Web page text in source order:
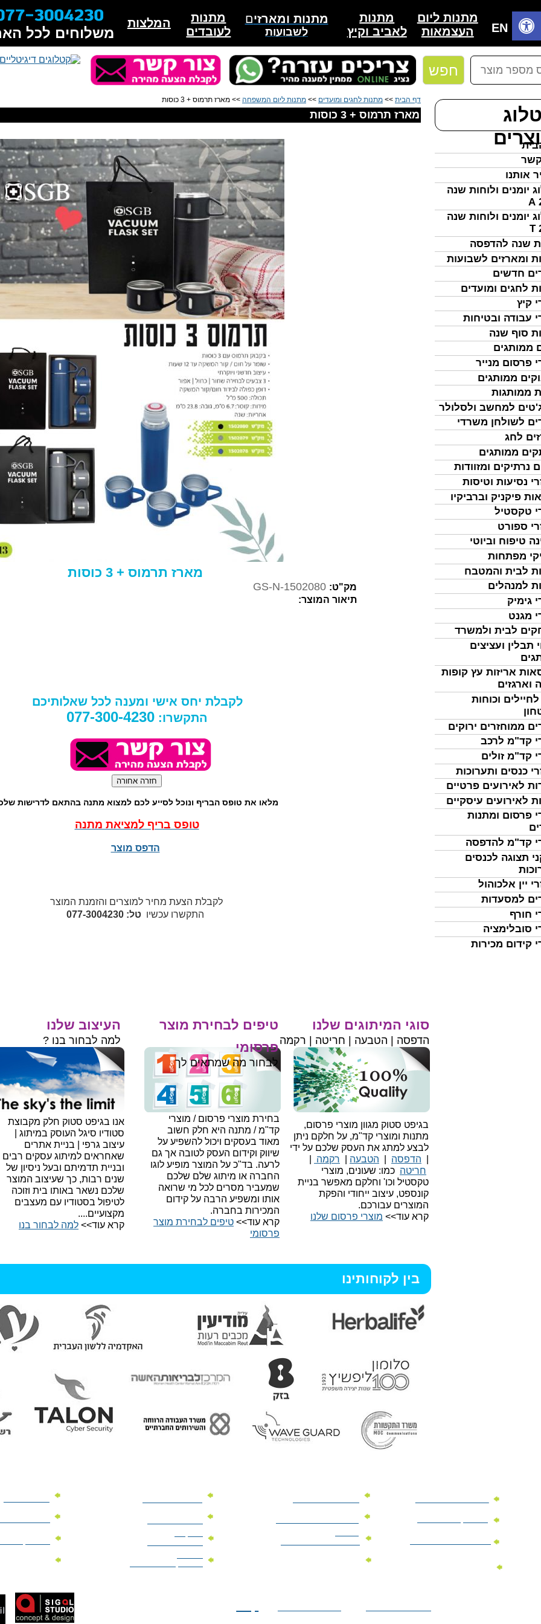
חפש
אותנו
יומנים ולוחות שנה
יומנים ולוחות שנה
שנה להדפסה
ומארזים לשבועות
חדשים
לחגים ומועדים
קיץ
עבודה ובטיחות
סוף שנה
ממותגים
פרסום מנייר
ממותגים
ממותגות
למחשב ולסלולר
לשולחן משרדי
לחג
ממותגים
נרתיקים ומזוודות
נסיעות וטיסות
פיקניק וברביקיו
טקסטיל
ספורט
טיפוח וביוטי
מפתחות
לבית והמטבח
למנהלים
גימיק
מגנט
לבית ולמשרד
תבלין ועציצים
אריזות עץ קופות
וארגזים
לחיילים וכוחות
ממוחזרים ירוקים
קד"מ לרכב
קד"מ זולים
כנסים ותערוכות
לאירועים פרטיים
לאירועים עיסקיים
פרסום ומתנות
קד"מ להדפסה
תצוגה לכנסים
יין אלכוהול
למסעדות
חורף
סובלימציה
קידום מכירות
EN
מתנות
לאביב וקיץ
המלצות
מתנות
לעובדים
מתנות ומארזים
לשבועות
מתנות ליום
העצמאות
משלוחים לכל
דף הבית >> מתנות לחגים ומועדים >> מתנות ליום המשפחה >> מארז תרמוס + 3 כוסות
מארז תרמוס + 3 כוסות
מארז תרמוס + 3 כוסות
מק"ט: GS-N-1502080
תיאור המוצר:
לקבלת יחס אישי ומענה לכל שאלותיכם
התקשרו: 077-300-4230
מלאו את טופס הבריף ונוכל לסייע לכם למצוא מתנה בהתאם לדרישות
טופס בריף למציאת מתנה
הדפס מוצר
לקבלת הצעת מחיר למוצרים והזמנת המוצר
התקשרו עכשיו טל: 077-3004230
אנו בגיפט סטוק חלק מקבוצת
סטודיו סיגל העוסק במיתוג |
עיצוב גרפי | בניית אתרים
שאחראים למיתוג עסקים רבים
ובניית תדמיתם ובעל ניסיון של
שנים רבות, כך שעיצוב המוצר
שלכם נשאר באותו בית וזוכה
לטיפול בסטודיו עם מעצבים
מקצועיים....
קרא עוד>> למה לבחור בנו​
בגיפט סטוק מגוון מוצרי פרסום,
מתנות ומוצרי קד"מ, על חלקם ניתן
לבצע למתג את העסק שלכם על ידי
הדפסה הטבעה רקמה
חריטה כמו: שעונים, מוצרי
טקסטיל וכו' וחלקם מאפשר בניית
קונספט, עיצוב ייחודי והפקת
המוצרים עבורכם.
קרא עוד>> מוצרי פרסום שלנו
בחירת מוצרי פרסום / מוצרי
קד"מ / מתנה היא חלק חשוב
מאוד בעסקים ויכול להשפיע על
שיווק וקידום העסק לטובה אך גם
לרעה. בד"כ על המוצר מופיע לוגו
החברה או מיתוג שלם שלכם
שמעביר מסרים לכל מי שרואה
אותו ומשפיע הרבה על קידום
המכירות בחברה.
קרא עוד>> טיפים לבחירת מוצר
פרסומי
טיפים לבחירת מוצר
פרסומי
לבחור מה שמתאים לך
העיצוב שלנו
למה לבחור בנו ?
סוגי המיתוגים שלנו
הדפסה | הטבעה | חריטה | רקמה
בין לקוחותינו